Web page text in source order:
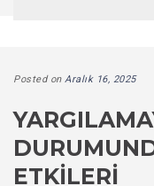
Posted on Aralık 16, 2025
ETKILERI